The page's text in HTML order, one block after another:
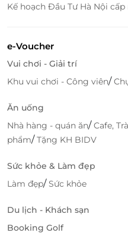
Kế hoạch Đầu Tư Hà Nội
e-Voucher
Vui chơi - Giải trí
Khu vui chơi - Công viên/
Ăn uống
Nhà hàng - quán ăn/Cafe, Trà
phẩm/Tặng KH BIDV
Sức khỏe & Làm đẹp
Làm đẹp/Sức khỏe
Du lịch - Khách sạn
Booking Golf